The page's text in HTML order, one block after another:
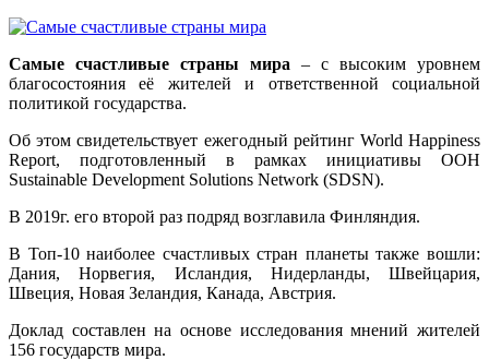
Самые счастливые страны мира – с высоким уровнем
благосостояния её жителей и ответственной социальной
политикой государства.
Об этом свидетельствует ежегодный рейтинг World Happiness
Report, подготовленный в рамках инициативы ООН
Sustainable Development Solutions Network (SDSN).
В 2019г. его второй раз подряд возглавила Финляндия.
В Топ-10 наиболее счастливых стран планеты также вошли:
Дания, Норвегия, Исландия, Нидерланды, Швейцария,
Швеция, Новая Зеландия, Канада, Австрия.
Доклад составлен на основе исследования мнений жителей
156 государств мира.